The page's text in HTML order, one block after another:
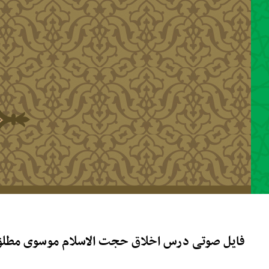
رفتن به محتوای اصلی
فایل صوتی درس اخلاق حجت الاسلام موسوی مطلق _ ۱۵